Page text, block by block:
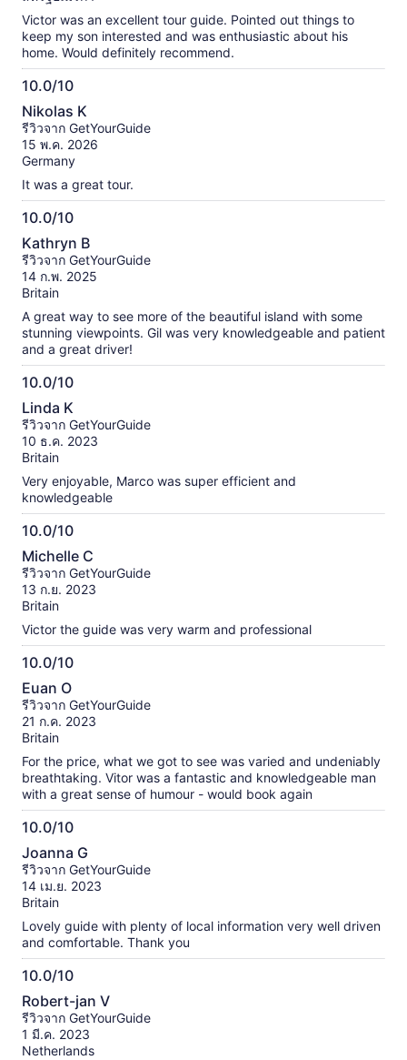
Victor was an excellent tour guide. Pointed out things to
keep my son interested and was enthusiastic about his
home. Would definitely recommend.
10.0/10
10.0
จาก
10
Nikolas K
รีวิวจาก GetYourGuide
15 พ.ค. 2026
Germany
It was a great tour.
10.0/10
10.0
จาก
10
Kathryn B
รีวิวจาก GetYourGuide
14 ก.พ. 2025
Britain
A great way to see more of the beautiful island with some
stunning viewpoints. Gil was very knowledgeable and patient
and a great driver!
10.0/10
10.0
จาก
10
Linda K
รีวิวจาก GetYourGuide
10 ธ.ค. 2023
Britain
Very enjoyable, Marco was super efficient and
knowledgeable
10.0/10
10.0
จาก
10
Michelle C
รีวิวจาก GetYourGuide
13 ก.ย. 2023
Britain
Victor the guide was very warm and professional
10.0/10
10.0
จาก
10
Euan O
รีวิวจาก GetYourGuide
21 ก.ค. 2023
Britain
For the price, what we got to see was varied and undeniably
breathtaking. Vitor was a fantastic and knowledgeable man
with a great sense of humour - would book again
10.0/10
10.0
จาก
10
Joanna G
รีวิวจาก GetYourGuide
14 เม.ย. 2023
Britain
Lovely guide with plenty of local information very well driven
and comfortable. Thank you
10.0/10
10.0
จาก
10
Robert-jan V
รีวิวจาก GetYourGuide
1 มี.ค. 2023
Netherlands